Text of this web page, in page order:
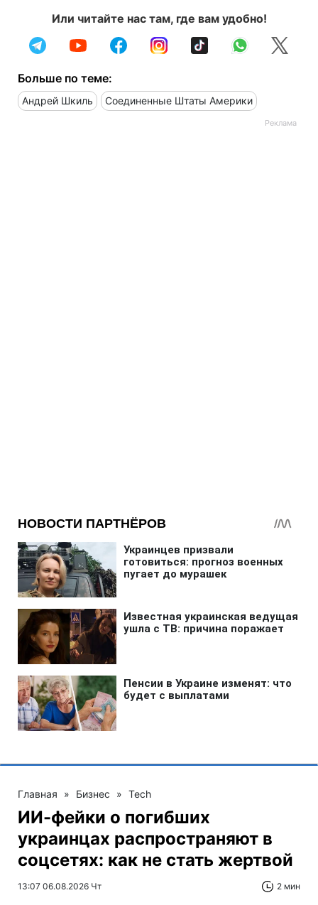
Или читайте нас там, где вам удобно!
Больше по теме:
Андрей Шкиль Соединенные Штаты Америки
Главная » Бизнес » Tech
ИИ-фейки о погибших
украинцах распространяют в
соцсетях: как не стать жертвой
13:07 06.08.2026 Чт 2 мин